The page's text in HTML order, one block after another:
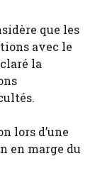
que les
avec le
la
lors d’une
en marge du